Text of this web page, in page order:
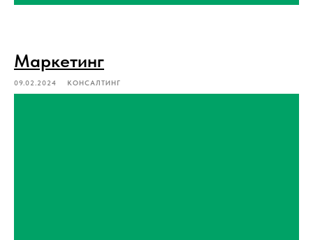
Маркетинг
09.02.2024 КОНСАЛТИНГ